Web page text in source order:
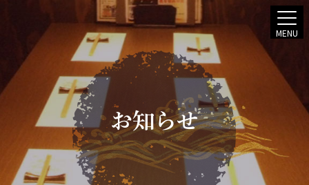
お知らせ
MENU